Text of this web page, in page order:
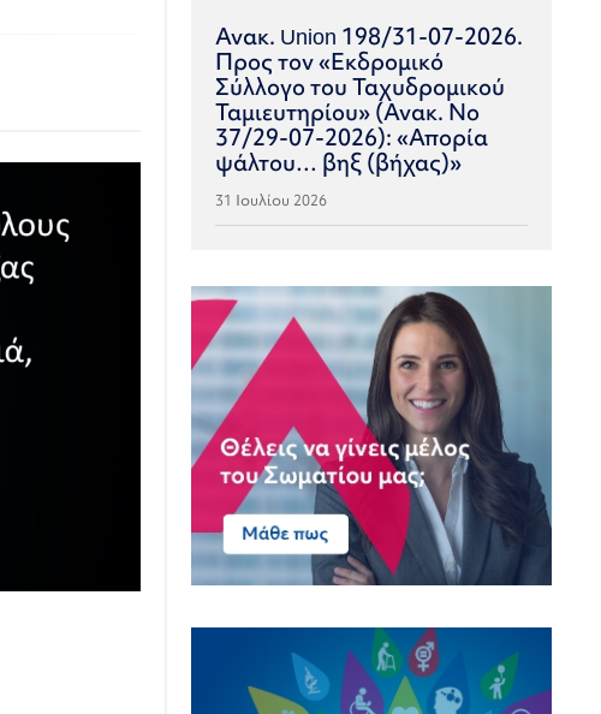
Ανακ. Union 198/31-07-2026.
Προς τον «Εκδρομικό
Σύλλογο του Ταχυδρομικού
Ταμιευτηρίου» (Ανακ. Νο
37/29-07-2026): «Απορία
ψάλτου… βηξ (βήχας)»
31 Ιουλίου 2026